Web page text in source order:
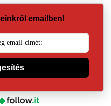
emailben!